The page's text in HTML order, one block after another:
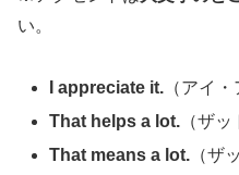
い。
I appreciate it. （アイ・
That helps a lot. （ザ
That means a lot. （ザ